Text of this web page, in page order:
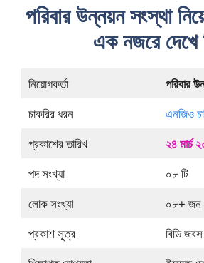
পরিবার উন্নয়ন সংস্থা
এক নজরে দেখে
নিয়োগকর্তা
পরিবার
চাকরির ধরন
এনজিও
প্রকাশের তারিখ
২৪ মার্চ
পদ সংখ্যা
০৮ টি
লোক সংখ্যা
০৮+ জন
প্রকাশ সূত্র
বিডি জবস